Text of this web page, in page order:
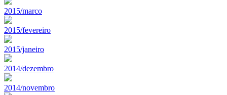
2015/marco
2015/fevereiro
2015/janeiro
2014/dezembro
2014/novembro